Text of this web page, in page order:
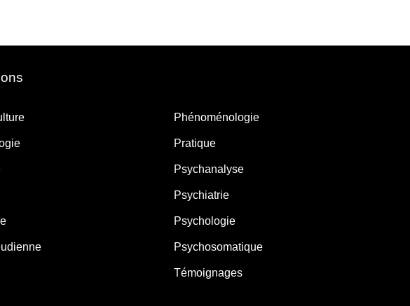
Phénoménologie
Pratique
Psychanalyse
Psychiatrie
Psychologie
Psychosomatique
Témoignages